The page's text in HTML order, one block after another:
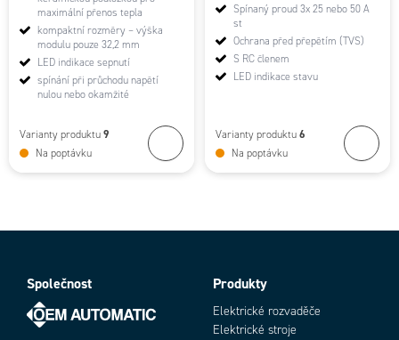
maximální přenos tepla
kompaktní rozměry – výška
modulu pouze 32,2 mm
LED indikace sepnutí
spínání při průchodu napětí
nulou nebo okamžité
Varianty produktu 9
Na poptávku
Spínaný proud 3x 25 nebo 50 A
st
Ochrana před přepětím (TVS)
S RC členem
LED indikace stavu
Varianty produktu 6
Na poptávku
Společnost Produkty
Elektrické rozvaděče
Elektrické stroje